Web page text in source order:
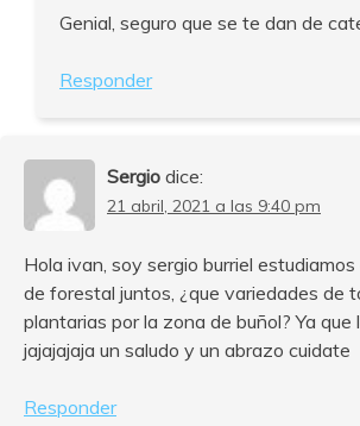
Genial, seguro que se te dan de
Responder
Sergio dice:
21 abril, 2021 a las 9:40 pm
Hola ivan, soy sergio burriel
de forestal juntos, ¿que variedades de
plantarias por la zona de buñol? Ya que
jajajajaja un saludo y un abrazo cuidate
Responder